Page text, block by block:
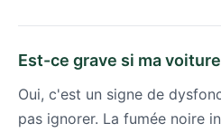
Est-ce grave si ma
Oui, c'est un signe de
pas ignorer. La fumée noire